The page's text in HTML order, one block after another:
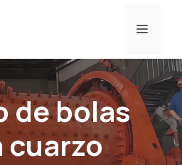
Menú
de bolas
cuarzo